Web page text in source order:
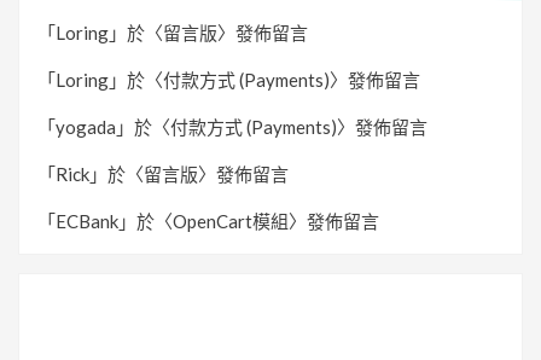
「 Loring 」於〈留言版〉發佈留言
「 Loring 」於〈付款方式 (Payments)〉發佈留言
「 yogada 」於〈付款方式 (Payments)〉發佈留言
「 Rick 」於〈留言版〉發佈留言
「 ECBank 」於〈OpenCart模組〉發佈留言